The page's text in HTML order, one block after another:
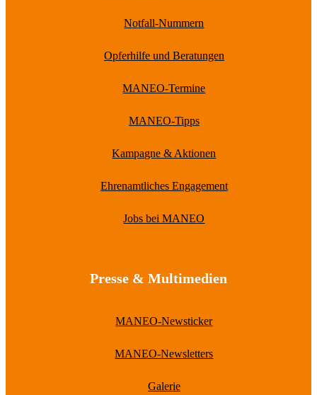
Notfall-Nummern
Opferhilfe und Beratungen
MANEO-Termine
MANEO-Tipps
Kampagne & Aktionen
Ehrenamtliches Engagement
Jobs bei MANEO
Presse & Multimedien
MANEO-Newsticker
MANEO-Newsletters
Galerie